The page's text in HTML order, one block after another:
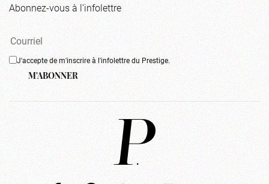
Abonnez-vous à l'infolettre
J'accepte de m'inscrire à l'infolettre du Prestige.
M'ABONNER